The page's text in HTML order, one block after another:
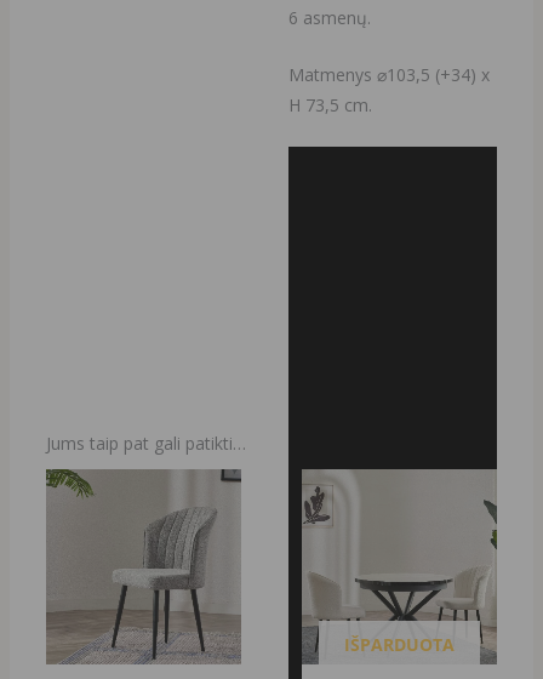
6 asmenų.
Matmenys ⌀103,5 (+34) x
H 73,5 cm.
Jums taip pat gali patikti…
was:
129,00 €.
Current
is:
49,00 €.
IŠPARDUOTA
price
399,00 €.